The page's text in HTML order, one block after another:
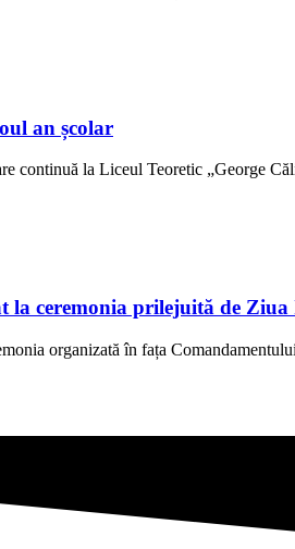
an școlar
continuă la Liceul Teoretic „George
ceremonia prilejuită de
organizată în fața